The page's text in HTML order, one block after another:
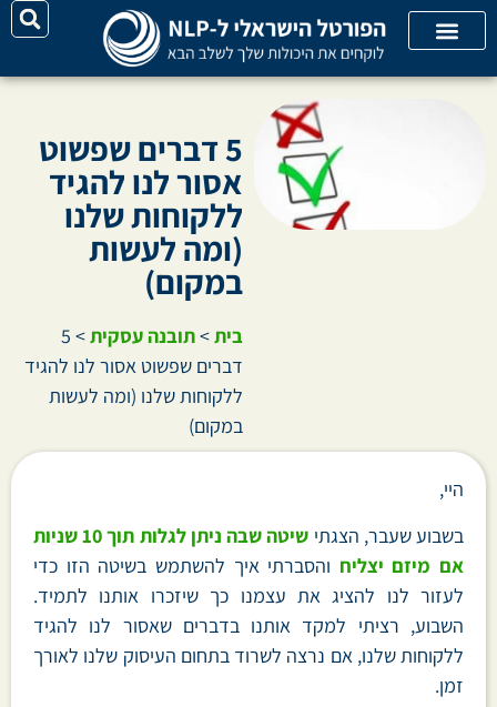
5 דברים שפשוט
אסור לנו להגיד
ללקוחות שלנו
(ומה לעשות
במקום)
בית>תובנה עסקית>
5
דברים שפשוט אסור לנו להגיד
ללקוחות שלנו (ומה לעשות
במקום)
היי,
בשבוע שעבר, הצגתי
שיטה שבה ניתן לגלות תוך 10 שניות
אם מיזם יצליח והסברתי איך להשתמש בשיטה הזו כדי
לעזור לנו להציג את עצמנו כך שיזכרו אותנו לתמיד.
השבוע, רציתי למקד אותנו בדברים שאסור לנו להגיד
ללקוחות שלנו, אם נרצה לשרוד בתחום העיסוק שלנו לאורך
זמן.